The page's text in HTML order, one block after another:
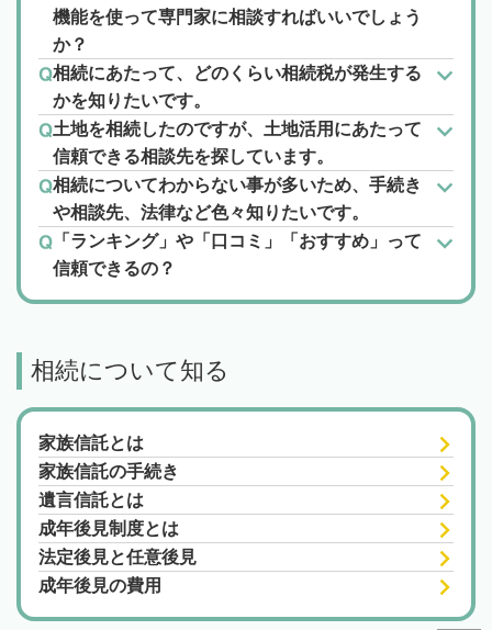
機能を使って専門家に相談すればいいでしょう
か？
相続にあたって、どのくらい相続税が発生する
かを知りたいです。
土地を相続したのですが、土地活用にあたって
信頼できる相談先を探しています。
相続についてわからない事が多いため、手続き
や相談先、法律など色々知りたいです。
「ランキング」や「口コミ」「おすすめ」って
信頼できるの？
相続について知る
家族信託とは
家族信託の手続き
遺言信託とは
成年後見制度とは
法定後見と任意後見
成年後見の費用